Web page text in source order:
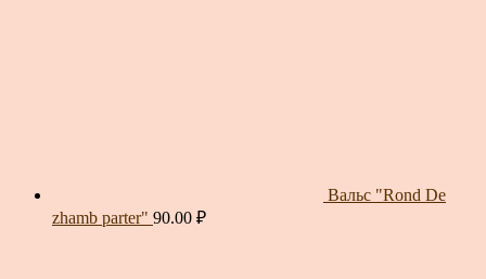
Вальс "Rond De
zhamb parter" 90.00 ₽